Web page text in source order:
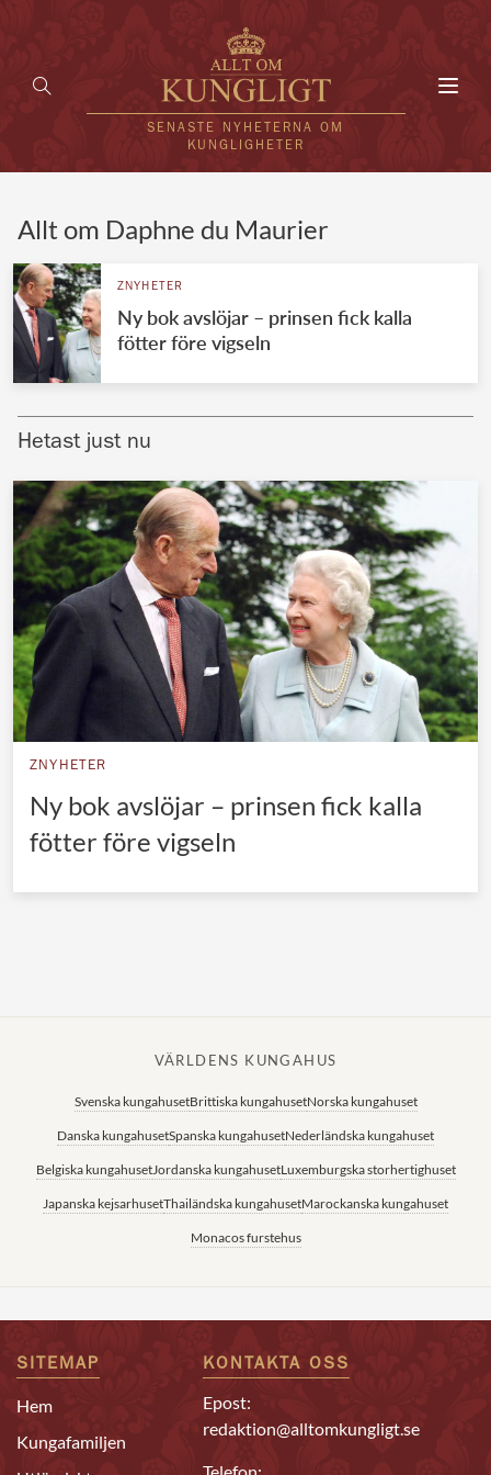
SENASTE NYHETERNA OM
KUNGLIGHETER
UTLÄNDSKT
VÄRLDENS KUNGAHUS
Brittiska kungahuset
Norska kungahuset
Danska kungahuset
Spanska kungahuset
Nederländska kungahuset
Belgiska kungahuset
Jordanska kungahuset
Japanska kejsarhuset
Thailändska kungahuset
Allt om Daphne du Maurier
ZNYHETER
Ny bok avslöjar – prinsen fick kalla
fötter före vigseln
Hetast just nu
ZNYHETER
Ny bok avslöjar – prinsen fick kalla
fötter före vigseln
VÄRLDENS KUNGAHUS
Svenska kungahusetBrittiska kungahusetNorska kungahuset
Danska kungahusetSpanska kungahusetNederländska kungahuset
Belgiska kungahusetJordanska kungahusetLuxemburgska storhertighuset
Japanska kejsarhusetThailändska kungahusetMarockanska kungahuset
Monacos furstehus
SITEMAP
Hem
Kungafamiljen
KONTAKTA OSS
Epost:
redaktion@alltomkungligt.se